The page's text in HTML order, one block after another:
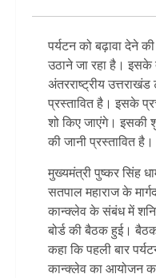
पर्यटन को बढ़ावा देने
उठाने जा रहा है।
अंतरराष्ट्रीय
प्रस्तावित है। इसके
शो किए जाएंगे। इसकी
की जानी प्रस्तावित है।
मुख्यमंत्री पुष्कर सिंह
सतपाल महाराज के
कान्क्लेव के संबंध में
बोर्ड की बैठक हुई।
कहा कि पहली बार
कान्क्लेव का आयोजन